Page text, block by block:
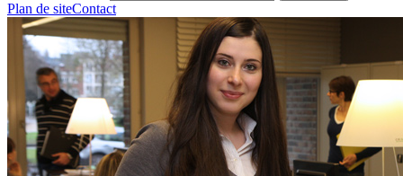
Plan de siteContact